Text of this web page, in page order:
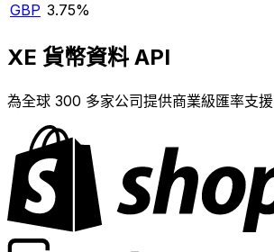
GBP 3.75%
XE 貨幣資料 API
為全球 300 多家公司提供商業級匯率支援